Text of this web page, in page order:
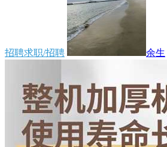
招聘求职/招聘 余生